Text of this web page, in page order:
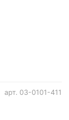
арт. 03-0101-411